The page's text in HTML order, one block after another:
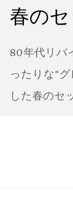
春の
80年代リバ
ったりな“
した春のセ